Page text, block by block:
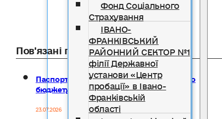
Фонд Соціального
Страхування
ІВАНО-
ФРАНКІВСЬКИЙ
РАЙОННИЙ СЕКТОР №1
філії Державної
установи «Центр
пробації» в Івано-
Франківській
області
Пов'язані публікації
Паспорти бюджетних програм місцевого
бюджету на 2026 рік
23.07.2026